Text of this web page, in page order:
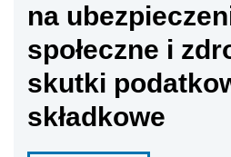
na
społeczne i
skutki
składkowe